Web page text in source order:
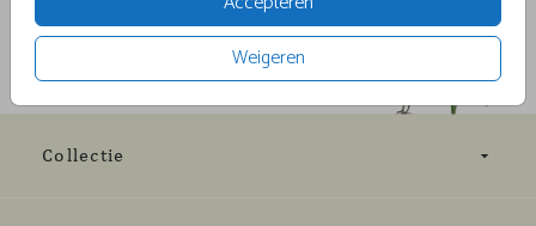
Weigeren
Collectie